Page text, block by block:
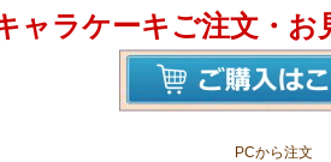
ャラケーキご注文・お
PCから注文